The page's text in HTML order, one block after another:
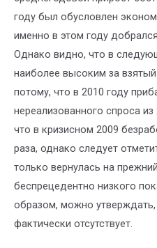
году был обусловлен
именно в этом году
Однако видно, что в
наиболее высоким за
потому, что в 2010 году
нереализованного спроса
что в кризисном 2009
раза, однако следует
только вернулась на
беспрецедентно низкого
образом, можно
фактически отсутствует.